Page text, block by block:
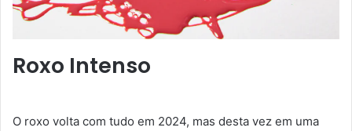
Roxo Intenso
O roxo volta com tudo em 2024, mas desta vez em uma